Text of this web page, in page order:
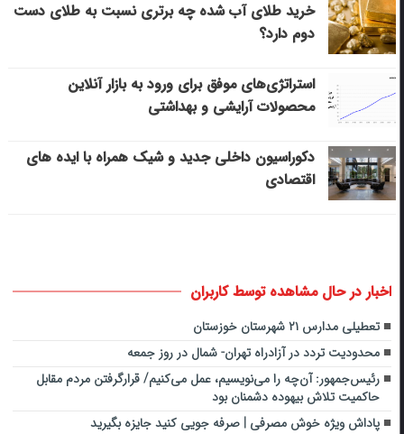
خرید طلای آب شده چه برتری نسبت به طلای دست
دوم دارد؟
استراتژی‌های موفق برای ورود به بازار آنلاین
محصولات آرایشی و بهداشتی
دکوراسیون داخلی جدید و شیک همراه با ایده های
اقتصادی
اخبار در حال مشاهده توسط کاربران
تعطیلی مدارس ۲۱ شهرستان خوزستان
محدودیت تردد در آزادراه تهران- شمال در روز جمعه
رئیس‌جمهور: آن‌چه را می‌نویسیم، عمل می‌کنیم/ قرارگرفتن مردم مقابل
حاکمیت تلاش بیهوده دشمنان بود
پاداش ویژه خوش مصرفی | صرفه جویی کنید جایزه بگیرید